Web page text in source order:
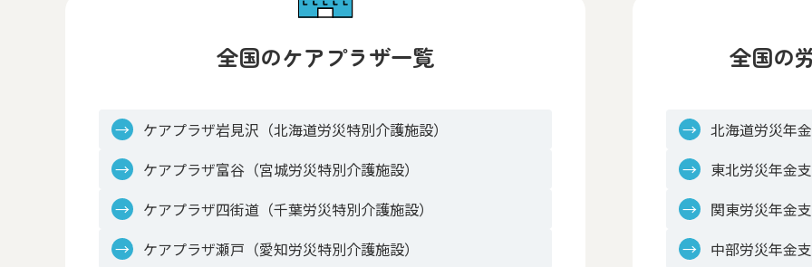
全国のケアプラザ一覧
ケアプラザ岩見沢（北海道労災特別介護施設）
ケアプラザ富谷（宮城労災特別介護施設）
ケアプラザ四街道（千葉労災特別介護施設）
ケアプラザ瀬戸（愛知労災特別介護施設）
全国の
北海道労災年
東北労災年金
関東労災年金
中部労災年金